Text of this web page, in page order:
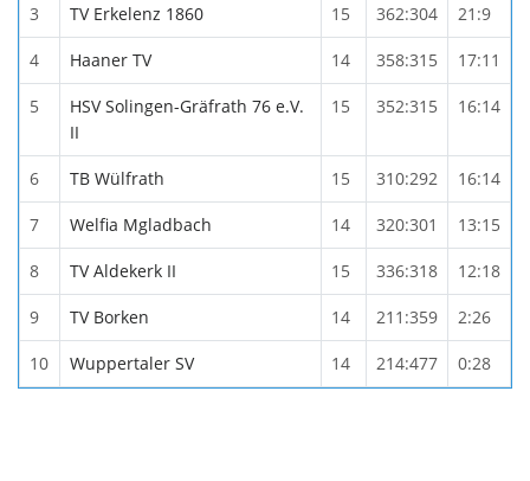
3 TV Erkelenz 1860 15 362:304 21:9
4 Haaner TV 14 358:315 17:11
5
HSV Solingen-Gräfrath 76 e.V.
II
15 352:315 16:14
6 TB Wülfrath 15 310:292 16:14
7 Welfia Mgladbach 14 320:301 13:15
8 TV Aldekerk II 15 336:318 12:18
9 TV Borken 14 211:359 2:26
10 Wuppertaler SV 14 214:477 0:28